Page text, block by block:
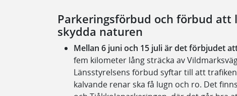
Parkeringsförbud och förbud att
skydda naturen
Mellan 6 juni och 15 juli är det förbjudet
fem kilometer lång sträcka av
Länsstyrelsens förbud syftar till att
kalvande renar ska få lugn och ro. Det